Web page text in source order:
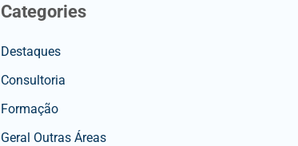
Categories
Destaques
Consultoria
Formação
Geral Outras Áreas